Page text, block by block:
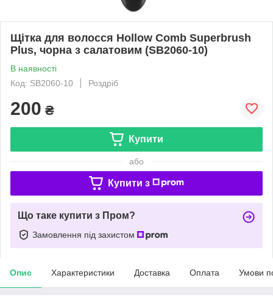
Щітка для волосся Hollow Comb Superbrush
Plus, чорна з салатовим (SB2060-10)
В наявності
Код: SB2060-10
Роздріб
200 ₴
Купити
або
Купити з
Що таке купити з Пром?
Замовлення під захистом
Опис Характеристики Доставка Оплата Умови